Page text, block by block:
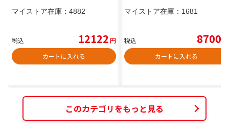
マイストア在庫： 4882
税込 12122円
カートに入れる
マイストア在庫： 1681
税込 8700
カートに入れる
このカテゴリをもっと見る